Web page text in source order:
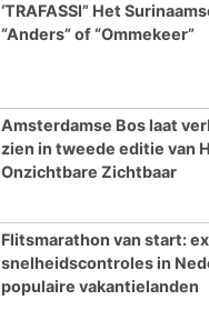
‘TRAFASSI” Het
“Anders” of “Ommekeer”
Amsterdamse Bos laat
zien in tweede editie van
Onzichtbare Zichtbaar
Flitsmarathon van start:
snelheidscontroles in
populaire vakantielanden